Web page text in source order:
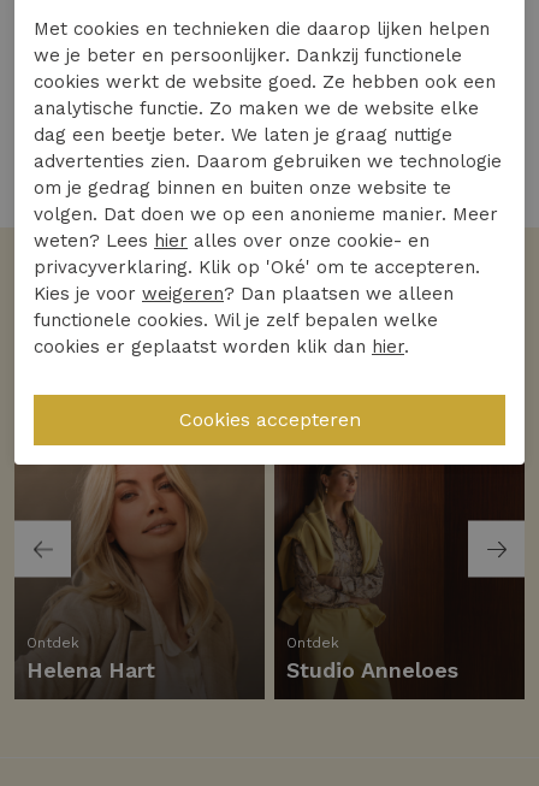
Only
24,99 49,99
Only
22,49
44,99
4 van de 4 gezien
Volgens jullie
De favoriete merken
Ontdek
Helena Hart
Ontdek
Studio Anneloes
Met cookies en technieken die daarop lijken helpen
we je beter en persoonlijker. Dankzij functionele
cookies werkt de website goed. Ze hebben ook een
analytische functie. Zo maken we de website elke
dag een beetje beter. We laten je graag nuttige
advertenties zien. Daarom gebruiken we technologie
om je gedrag binnen en buiten onze website te
volgen. Dat doen we op een anonieme manier. Meer
weten? Lees hier alles over onze cookie- en
privacyverklaring. Klik op 'Oké' om te accepteren.
Kies je voor weigeren? Dan plaatsen we alleen
functionele cookies. Wil je zelf bepalen welke
cookies er geplaatst worden klik dan hier.